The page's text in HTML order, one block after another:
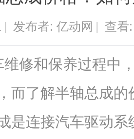
| 发布者: 亿动网 | 查
维修和保养过程中
而了解半轴总成
是连接汽车驱动